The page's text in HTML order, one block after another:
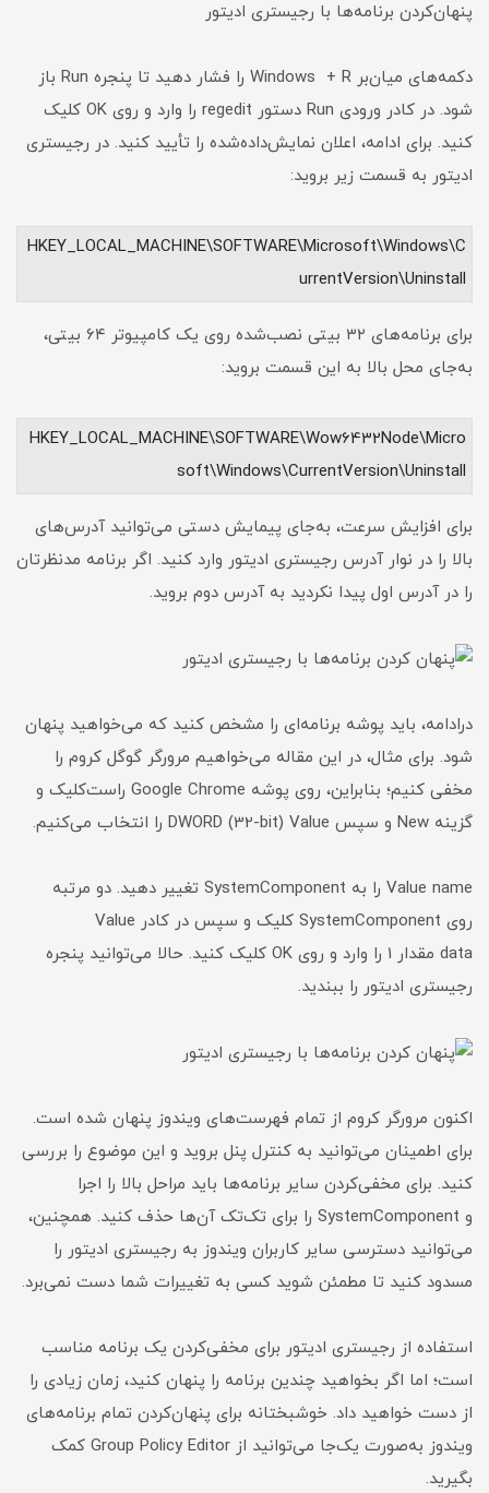
پنهان‌کردن برنامه‌ها با رجیستری ادیتور
دکمه‌های میان‌بر Windows + R را فشار دهید تا پنجره Run باز
شود. در کادر ورودی Run دستور regedit را وارد و روی OK کلیک
کنید. برای ادامه، اعلان نمایش‌داده‌شده را تأیید کنید. در رجیستری
ادیتور به قسمت زیر بروید:
HKEY_LOCAL_MACHINE\SOFTWARE\Microsoft\Windows\C
urrentVersion\Uninstall
برای برنامه‌های ۳۲ بیتی نصب‌شده روی یک کامپیوتر ۶۴ بیتی،
به‌جای محل بالا به این قسمت بروید:
HKEY_LOCAL_MACHINE\SOFTWARE\Wow6432Node\Micro
soft\Windows\CurrentVersion\Uninstall
برای افزایش سرعت، به‌جای پیمایش دستی می‌توانید آدرس‌های
بالا را در نوار آدرس رجیستری ادیتور وارد کنید. اگر برنامه مدنظرتان
را در آدرس اول پیدا نکردید به آدرس دوم بروید.
درادامه، باید پوشه برنامه‌ای را مشخص کنید که می‌خواهید پنهان
شود. برای مثال، در این مقاله می‌خواهیم مرورگر گوگل کروم را
مخفی کنیم؛ بنابراین، روی پوشه Google Chrome راست‌کلیک و
گزینه New و سپس DWORD (32-bit) Value را انتخاب می‌کنیم.
Value name را به SystemComponent تغییر دهید. دو مرتبه
روی SystemComponent کلیک و سپس در کادر Value
data مقدار 1 را وارد و روی OK کلیک کنید. حالا می‌توانید پنجره
رجیستری ادیتور را ببندید.
اکنون مرورگر کروم از تمام فهرست‌های ویندوز پنهان شده است.
برای اطمینان می‌توانید به کنترل پنل بروید و این موضوع را بررسی
کنید. برای مخفی‌کردن سایر برنامه‌ها باید مراحل بالا را اجرا
و SystemComponent را برای تک‌‌تک آن‌ها حذف کنید. همچنین،
می‌توانید دسترسی سایر کاربران ویندوز به رجیستری ادیتور را
مسدود کنید تا مطمئن شوید کسی به تغییرات شما دست نمی‌برد.
استفاده از رجیستری ادیتور برای مخفی‌کردن یک برنامه مناسب
است؛ اما اگر بخواهید چندین برنامه را پنهان کنید، زمان زیادی را
از دست خواهید داد. خوشبختانه برای پنهان‌کردن تمام برنامه‌های
ویندوز به‌صورت یک‌جا می‌توانید از Group Policy Editor کمک
بگیرید.